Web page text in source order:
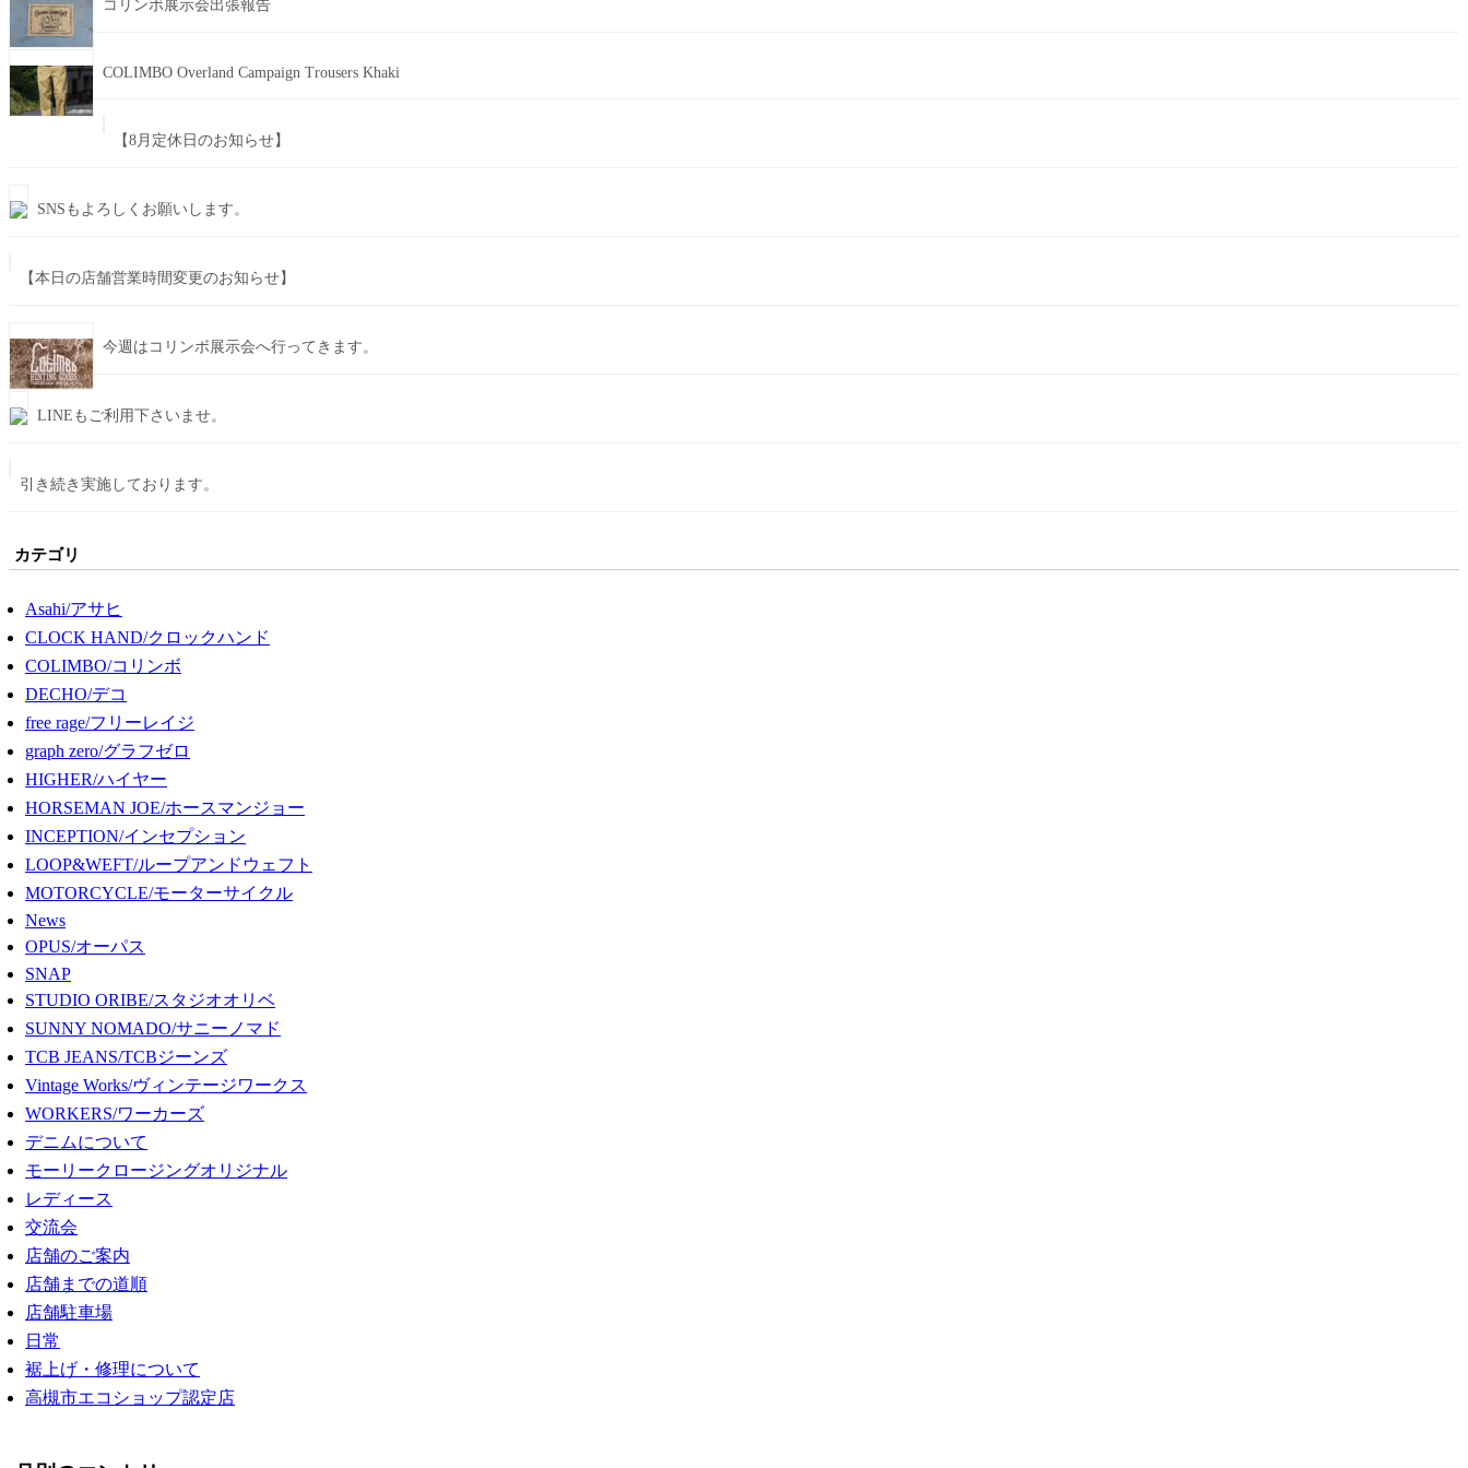
コリンボ展示会出張報告
COLIMBO Overland Campaign Trousers Khaki
【8月定休日のお知らせ】
SNSもよろしくお願いします。
【本日の店舗営業時間変更のお知らせ】
今週はコリンボ展示会へ行ってきます。
LINEもご利用下さいませ。
引き続き実施しております。
カテゴリ
Asahi/アサヒ
CLOCK HAND/クロックハンド
COLIMBO/コリンボ
DECHO/デコ
free rage/フリーレイジ
graph zero/グラフゼロ
HIGHER/ハイヤー
HORSEMAN JOE/ホースマンジョー
INCEPTION/インセプション
LOOP&WEFT/ループアンドウェフト
MOTORCYCLE/モーターサイクル
News
OPUS/オーパス
SNAP
STUDIO ORIBE/スタジオオリベ
SUNNY NOMADO/サニーノマド
TCB JEANS/TCBジーンズ
Vintage Works/ヴィンテージワークス
WORKERS/ワーカーズ
デニムについて
モーリークロージングオリジナル
レディース
交流会
店舗のご案内
店舗までの道順
店舗駐車場
日常
裾上げ・修理について
高槻市エコショップ認定店